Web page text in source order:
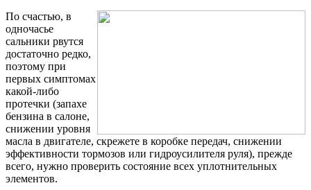
По счастью, в
одночасье
сальники рвутся
достаточно редко,
поэтому при
первых симптомах
какой-либо
протечки (запахе
бензина в салоне,
снижении уровня
масла в двигателе, скрежете в коробке передач, снижении
эффективности тормозов или гидроусилителя руля), прежде
всего, нужно проверить состояние всех уплотнительных
элементов.